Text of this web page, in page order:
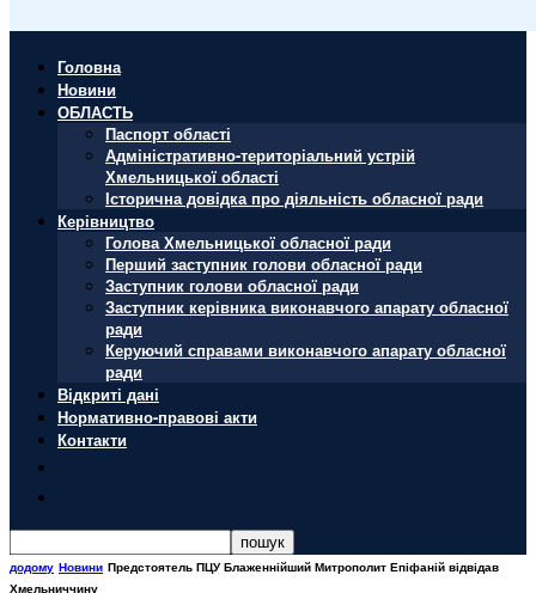
Головна
Новини
ОБЛАСТЬ
Паспорт області
Адміністративно-територіальний устрій
Хмельницької області
Історична довідка про діяльність обласної ради
Керівництво
Голова Хмельницької обласної ради
Перший заступник голови обласної ради
Заступник голови обласної ради
Заступник керівника виконавчого апарату обласної
ради
Керуючий справами виконавчого апарату обласної
ради
Відкриті дані
Нормативно-правові акти
Контакти
додому Новини Предстоятель ПЦУ Блаженнійший Митрополит Епіфаній відвідав
Хмельниччину